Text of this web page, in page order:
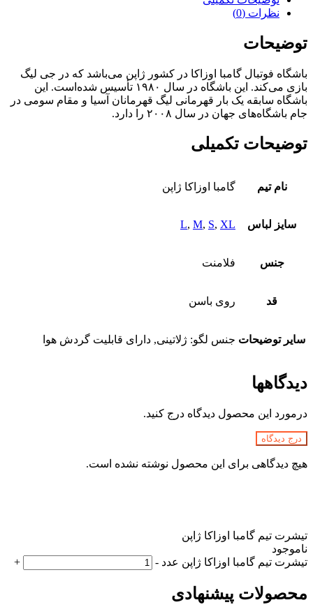
نظرات (0)
توضیحات
باشگاه فوتبال گامبا اوزاکا در کشور ژاپن می‌باشد که در جی لیگ
بازی می‌کند. این باشگاه در سال ۱۹۸۰ تأسیس شده‌است. این
باشگاه سابقه یک بار قهرمانی لیگ قهرمانان آسیا و مقام سومی در
جام باشگاه‌های جهان در سال ۲۰۰۸ را دارد.
توضیحات تکمیلی
نام تیم گامبا اوزاکا ژاپن
سایز لباس L, M, S, XL
جنس فلامنت
قد روی باسن
سایر توضیحات جنس لگو: ژلاتینی, دارای قابلیت گردش هوا
دیدگاهها
درمورد این محصول دیدگاه درج کنید.
درج دیدگاه
هیچ دیدگاهی برای این محصول نوشته نشده است.
تیشرت تیم گامبا اوزاکا ژاپن
ناموجود
تیشرت تیم گامبا اوزاکا ژاپن عدد -
+
محصولات پیشنهادی